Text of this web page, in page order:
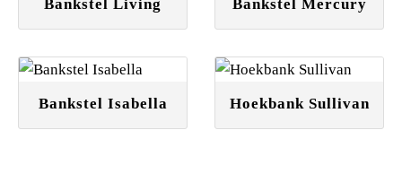
Bankstel Living Bankstel Mercury
Bankstel Isabella Hoekbank Sullivan